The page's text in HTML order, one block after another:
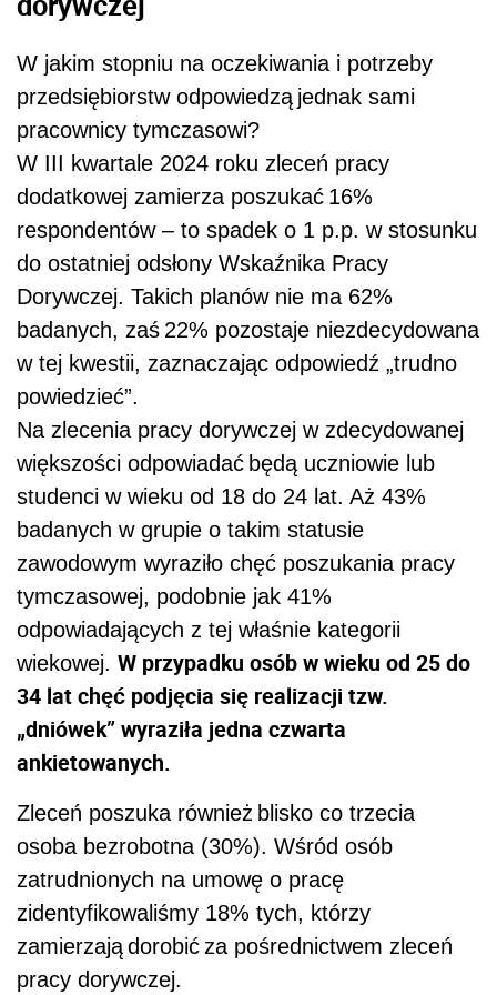
W jakim stopniu na oczekiwania i potrzeby
przedsiębiorstw odpowiedzą jednak sami
pracownicy tymczasowi?
W III kwartale 2024 roku zleceń pracy
dodatkowej zamierza poszukać 16%
respondentów – to spadek o 1 p.p. w stosunku
do ostatniej odsłony Wskaźnika Pracy
Dorywczej. Takich planów nie ma 62%
badanych, zaś 22% pozostaje niezdecydowana
w tej kwestii, zaznaczając odpowiedź „trudno
powiedzieć”.
Na zlecenia pracy dorywczej w zdecydowanej
większości odpowiadać będą uczniowie lub
studenci w wieku od 18 do 24 lat. Aż 43%
badanych w grupie o takim statusie
zawodowym wyraziło chęć poszukania pracy
tymczasowej, podobnie jak 41%
odpowiadających z tej właśnie kategorii
wiekowej. W przypadku osób w wieku od 25 do
34 lat chęć podjęcia się realizacji tzw.
„dniówek” wyraziła jedna czwarta
ankietowanych.
Zleceń poszuka również blisko co trzecia
osoba bezrobotna (30%). Wśród osób
zatrudnionych na umowę o pracę
zidentyfikowaliśmy 18% tych, którzy
zamierzają dorobić za pośrednictwem zleceń
pracy dorywczej.